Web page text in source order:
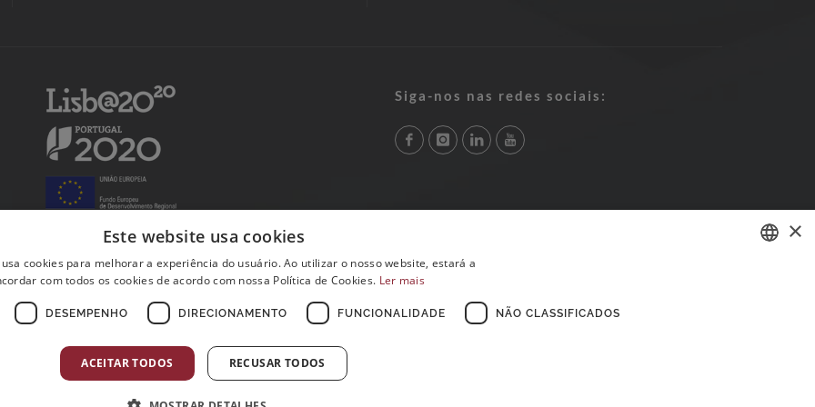
Siga-nos nas redes sociais:
×
Este website usa cookies
cookies para melhorar a experiência do usuário. Ao utilizar o nosso website, estará a
com todos os cookies de acordo com nossa Política de Cookies. Ler mais
DESEMPENHO DIRECIONAMENTO FUNCIONALIDADE NÃO CLASSIFICADOS
ACEITAR TODOS RECUSAR TODOS